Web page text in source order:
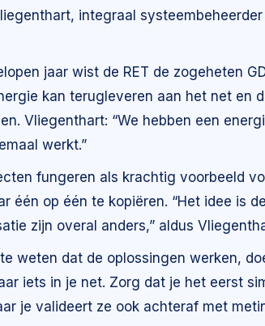
integraal
jaar wist de RET de zogeheten
kan terugleveren aan het net en
Vliegenthart: “We hebben een
werkt.”
fungeren als krachtig voorbeeld
één op één te kopiëren. “Het idee is
zijn overal anders,” aldus
weten dat de oplossingen werken,
iets in je net. Zorg dat je het eerst
je valideert ze ook achteraf met